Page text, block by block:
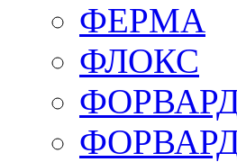
ФЕРМА
ФЛОКС